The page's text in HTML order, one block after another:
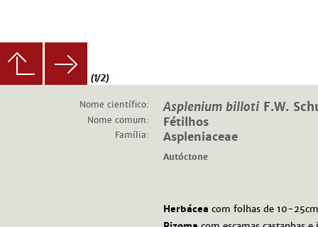
(1/2)
Nome científico: Asplenium billoti F.W.
Nome comum: Fétilhos
Família: Aspleniaceae
Autóctone
Herbácea com folhas de 10-